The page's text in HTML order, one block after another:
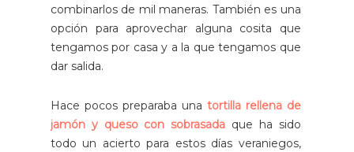
combinarlos de mil maneras. También es una
opción para aprovechar alguna cosita que
tengamos por casa y a la que tengamos que
dar salida.
Hace pocos preparaba una tortilla rellena de
jamón y queso con sobrasada que ha sido
todo un acierto para estos días veraniegos,